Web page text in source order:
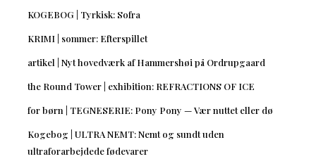
KOGEBOG | Tyrkisk: Sofra
KRIMI | sommer: Efterspillet
artikel | Nyt hovedværk af Hammershøi på Ordrupgaard
the Round Tower | exhibition: REFRACTIONS OF ICE
for børn | TEGNESERIE: Pony Pony — Vær nuttet eller dø
Kogebog | ULTRA NEMT: Nemt og sundt uden
ultraforarbejdede fødevarer